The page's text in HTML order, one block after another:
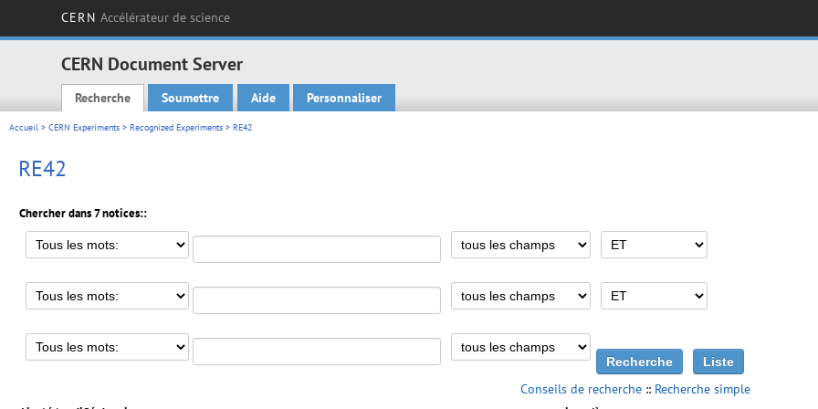
CERN Accélérateur de science
CERN Document Server
Main menu
Recherche Soumettre Aide Personnaliser
Accueil > CERN Experiments > Recognized Experiments > RE42
RE42
Chercher dans 7 notices::
Conseils de recherche :: Recherche simple